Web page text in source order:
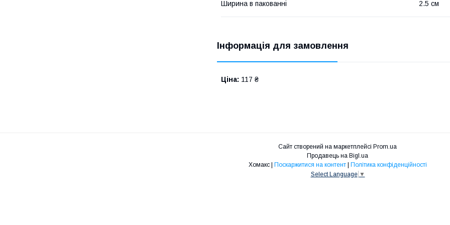
Ширина в пакованні 2.5 см
Інформація для замовлення
Ціна: 117 ₴
Сайт створений на маркетплейсі Prom.ua
Продавець на Bigl.ua
Хомакс | Поскаржитися на контент | Політика конфіденційності
Select Language ▼